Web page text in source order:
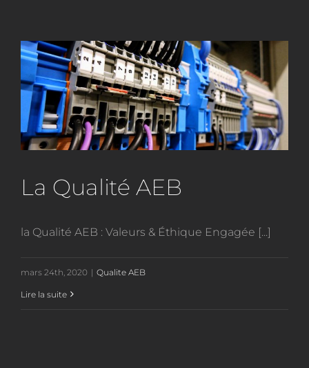
La Qualité AEB
la Qualité AEB : Valeurs & Éthique Engagée [...]
mars 24th, 2020 | Qualite AEB
Lire la suite